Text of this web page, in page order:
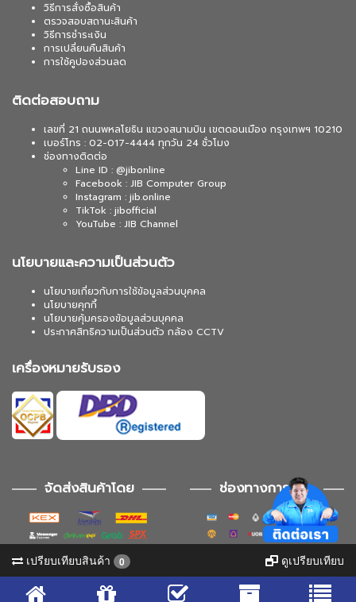
วิธีการสั่งซื้อสินค้า
ตรวจสอบสถานะสินค้า
วิธีการชำระเงิน
การเปลี่ยนคืนสินค้า
การใช้คูปองส่วนลด
ติดต่อสอบถาม
เลขที่ 21 ถนนพหลโยธิน แขวงสนามบิน เขตดอนเมือง กรุงเทพฯ 10210
เบอร์โทร : 02-017-4444 ทุกวัน 24 ชั่วโมง
ช่องทางติดต่อ
Line ID : @jibonline
Facebook : JIB Computer Group
Instagram : jib.online
TikTok : jibofficial
YouTube : JIB Channel
นโยบายและความเป็นส่วนตัว
นโยบายเกี่ยวกับการใช้ข้อมูลส่วนบุคคล
นโยบายคุกกี้
นโยบายคุ้มครองข้อมูลส่วนบุคคล
ประกาศสิทธิความเป็นส่วนตัว กล้อง CCTV
เครื่องหมายรับรอง
จัดส่งสินค้าโดย ช่องทางการชำระ
ช่องทางการติดตาม
เปรียบเทียบสินค้า 0 ดูเปรียบเทียบ